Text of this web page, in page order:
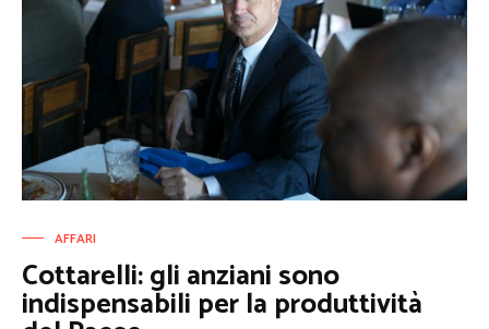
AFFARI
Cottarelli: gli anziani sono
indispensabili per la produttività